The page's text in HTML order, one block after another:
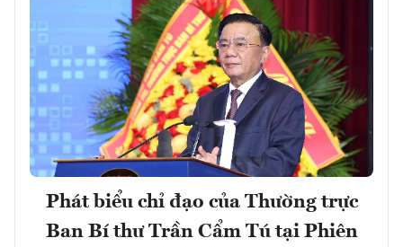
Phát biểu chỉ đạo của Thường trực
Ban Bí thư Trần Cẩm Tú tại Phiên